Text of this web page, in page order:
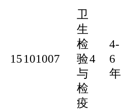
15 101007
卫
生
检
验
与
检
疫
4
4-
6
年